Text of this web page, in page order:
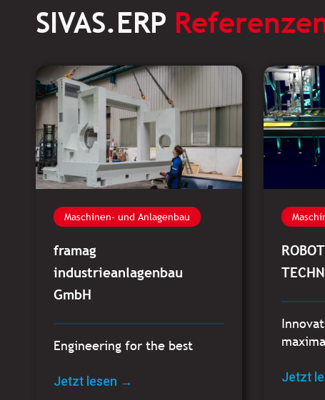
SIVAS.ERP
Maschinen- und Anlagenbau
framag
industrieanlagenbau
GmbH
Engineering for the best
Jetzt lesen → Jetzt